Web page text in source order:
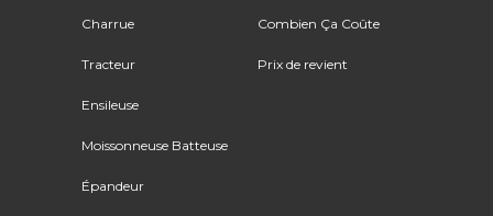
Charrue
Tracteur
Ensileuse
Moissonneuse Batteuse
Épandeur
Combien Ça Coûte
Prix de revient